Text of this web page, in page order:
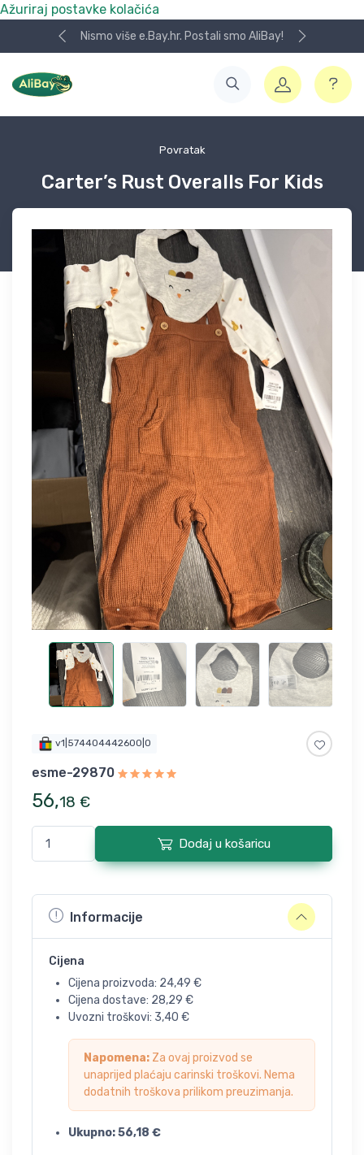
Ažuriraj postavke kolačića
Nismo više e.Bay.hr. Postali smo AliBay!
Povratak
Carter’s Rust Overalls For Kids
v1|574404442600|0
esme-29870
56,18 €
Dodaj u košaricu
Informacije
Cijena
Cijena proizvoda: 24,49 €
Cijena dostave: 28,29 €
Uvozni troškovi: 3,40 €
Napomena: Za ovaj proizvod se
unaprijed plaćaju carinski troškovi. Nema
dodatnih troškova prilikom preuzimanja.
Ukupno:56,18 €